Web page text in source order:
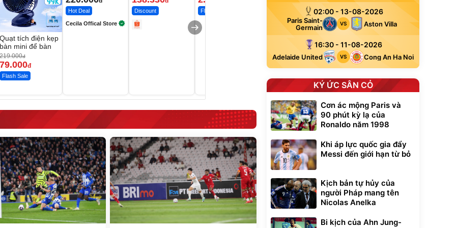
Quạt tích điện kẹp
bàn mini để bàn
219.000đ
79.000đ
Flash Sale
Hot Deal
Cecila Offical Store
Discount Flash Sale Flash Sale
Lót ghế ôtô, nâng
lưng chống nóng
giúp thoải mái
trong di chuyển
295.000
02:00 - 13-08-2026
Paris Saint-
Germain
VS Aston Villa
16:30 - 11-08-2026
Adelaide United VS Cong An Ha Noi
KÝ ỨC SÂN CỎ
Cơn ác mộng Paris và
90 phút kỳ lạ của
Ronaldo năm 1998
Khi áp lực quốc gia đẩy
Messi đến giới hạn từ bỏ
Kịch bản tự hủy của
người Pháp mang tên
Nicolas Anelka
Bi kịch của Ahn Jung-